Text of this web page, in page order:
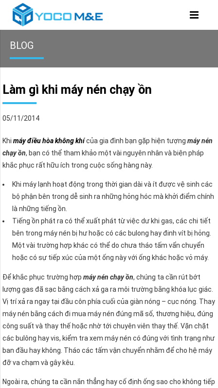
BLOG
Làm gì khi máy nén chạy ồn
05/11/2014
Khi máy điều hòa không khícủa gia đình bạn gặp hiện tượng máy nén
chạy ồn, bạn có thể tham khảo một vài nguyên nhân và biện pháp
khắc phục rất hữu ích trong cuộc sống hàng này.
Khi máy lạnh hoạt động trong thời gian dài và ít được vệ sinh các
bộ phận bên trong dễ sinh ra những hỏng hóc mà khởi điểm chính
là những tiếng ồn.
Tiếng ồn phát ra có thể xuất phát từ việc dư khi gas, các chi tiết
bên trong máy nén bị hư hoặc có các bulong hay đinh vít bị hỏng.
Một vài trường hợp khác có thể do chưa tháo tấm vẩn chuyển
hoặc có sự tiếp xúc của một ống này với ống khác hoặc vỏ máy.
Để khắc phục trường hợp máy nén chạy ồn, chúng ta cần rút bớt
lượng gas đã sạc bằng cách xả ga ra môi trường bằng khóa lục giác.
Vị trí xả ra ngay tại đầu côn phía cuối của giàn nóng – cục nóng. Thay
máy nén bằng cách đi mua máy nén đúng mã số, thương hiệu, đúng
công suất và thay thế hoặc nhờ tới chuyên viên thay thế. Vặn chặt
các bulông hay vis, kiểm tra xem máy nén có đúng với tình trạng như
ban đầu hay không. Tháo các tấm vận chuyển nhằm để cho hệ máy
đỡ va chạm và gây kêu.
Ngoài ra, chúng ta cần nắn thẳng hay cố định ống sao cho không tiếp